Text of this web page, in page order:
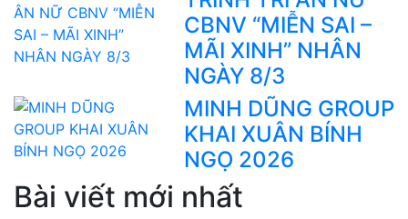
CBNV “MIỄN SAI –
MÃI XINH” NHÂN
NGÀY 8/3
MINH DŨNG GROUP
KHAI XUÂN BÍNH
NGỌ 2026
Bài viết mới nhất